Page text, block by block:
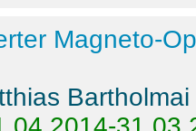
Magneto-
Bartholmai